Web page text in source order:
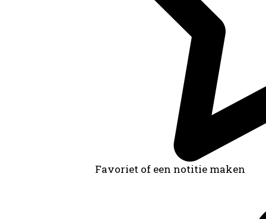
Favoriet of een notitie maken